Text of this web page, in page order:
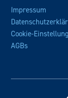
Impressum
Cookie-
AGBs